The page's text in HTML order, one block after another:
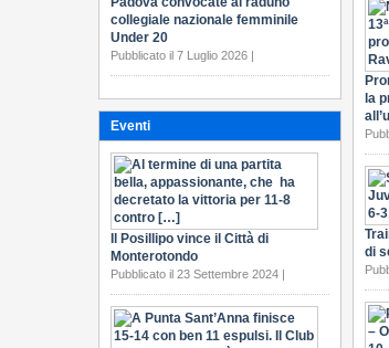
la
di
collegiale nazionale femminile
Under 20
Pubblicato il 7 Luglio 2026 |
Eventi
Il Posillipo vince il Città di
Monterotondo
Pubblicato il 23 Settembre 2024 |